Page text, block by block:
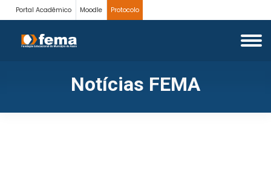
Portal Acadêmico Moodle Protocolo
Notícias FEMA